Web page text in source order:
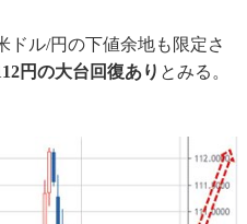
ル/円の下値余地も限定さ
円の大台回復あり とみる。